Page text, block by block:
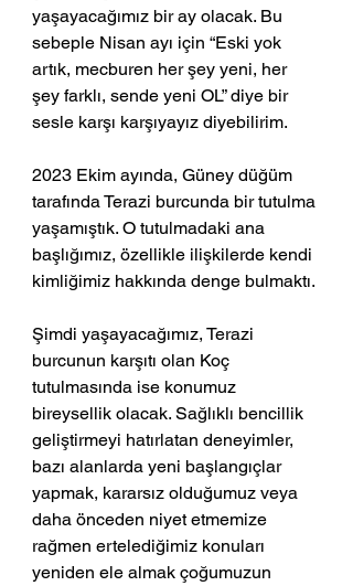
yaşayacağımız bir ay olacak. Bu
sebeple Nisan ayı için “Eski yok
artık, mecburen her şey yeni, her
şey farklı, sende yeni OL” diye bir
sesle karşı karşıyayız diyebilirim.
2023 Ekim ayında, Güney düğüm
tarafında Terazi burcunda bir tutulma
yaşamıştık. O tutulmadaki ana
başlığımız, özellikle ilişkilerde kendi
kimliğimiz hakkında denge bulmaktı.
Şimdi yaşayacağımız, Terazi
burcunun karşıtı olan Koç
tutulmasında ise konumuz
bireysellik olacak. Sağlıklı bencillik
geliştirmeyi hatırlatan deneyimler,
bazı alanlarda yeni başlangıçlar
yapmak, kararsız olduğumuz veya
daha önceden niyet etmemize
rağmen ertelediğimiz konuları
yeniden ele almak çoğumuzun